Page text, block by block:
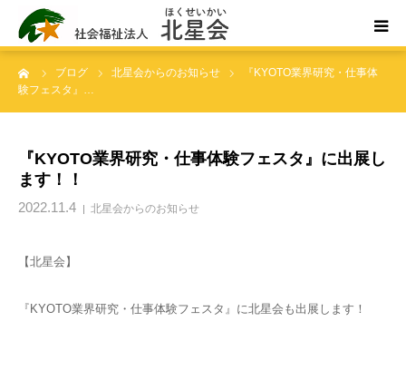
ブログ 北星会からのお知らせ
『KYOTO業界研究・仕事体
験フェスタ』…
『KYOTO業界研究・仕事体験フェスタ』に出展し
ます！！
2022.11.4 北星会からのお知らせ
【北星会】
『KYOTO業界研究・仕事体験フェスタ』に北星会も出展します！
ホーム
事業所案内・ご利用案内